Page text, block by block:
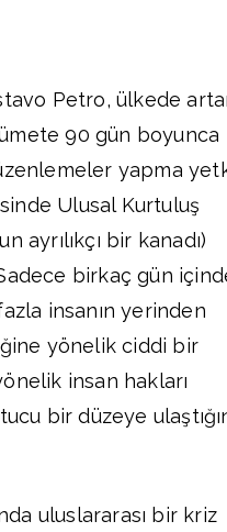
Petro, ülkede
90 gün boyunca
yapma
Ulusal Kurtuluş
ayrılıkçı bir kanadı)
Sadece birkaç gün
insanın yerinden
yönelik ciddi bir
insan hakları
bir düzeye
uluslararası bir kriz